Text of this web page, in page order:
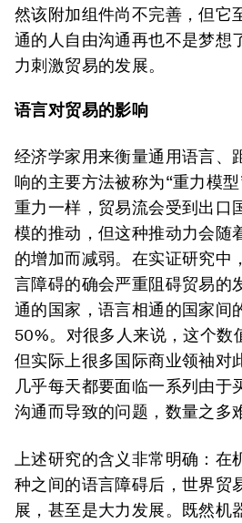
然该附加组件尚不完善，但它
通的人自由沟通再也不是梦想
力刺激贸易的发展。
语言对贸易的影响
经济学家用来衡量通用语言、
响的主要方法被称为“重力模
重力一样，贸易流会受到出口
模的推动，但这种推动力会随
的增加而减弱。在实证研究中
言障碍的确会严重阻碍贸易的
通的国家，语言相通的国家间
50%。对很多人来说，这个数
但实际上很多国际商业领袖
几乎每天都要面临一系列由于
沟通而导致的问题，数量之多
上述研究的含义非常明确：在
种之间的语言障碍后，世界贸
展，甚至是大力发展。既然机